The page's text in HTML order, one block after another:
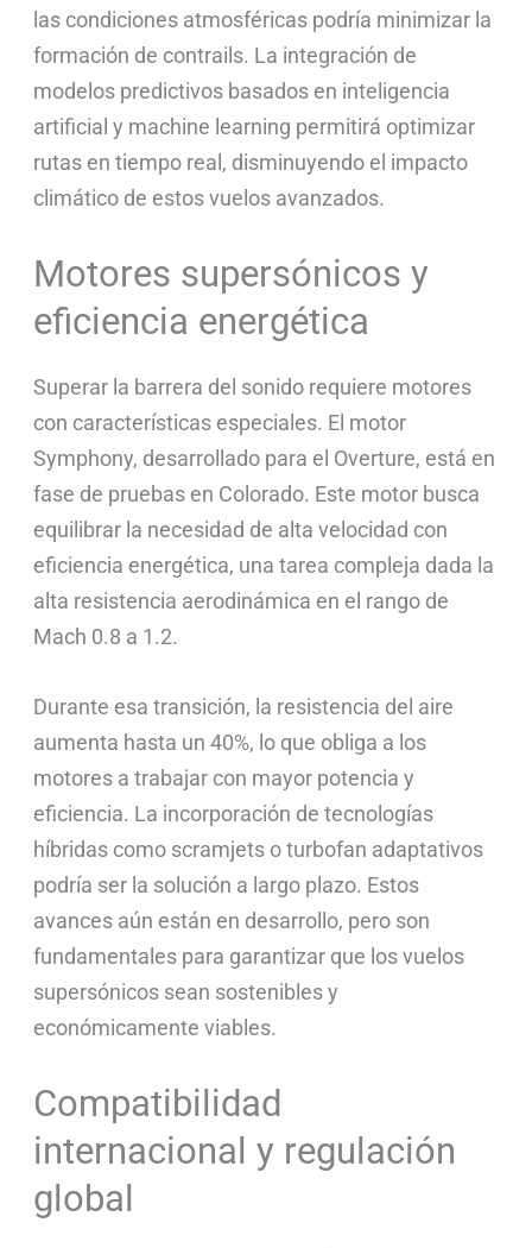
las condiciones atmosféricas podría minimizar la
formación de contrails. La integración de
modelos predictivos basados en inteligencia
artificial y machine learning permitirá optimizar
rutas en tiempo real, disminuyendo el impacto
climático de estos vuelos avanzados.
Motores supersónicos y
eficiencia energética
Superar la barrera del sonido requiere motores
con características especiales. El motor
Symphony, desarrollado para el Overture, está en
fase de pruebas en Colorado. Este motor busca
equilibrar la necesidad de alta velocidad con
eficiencia energética, una tarea compleja dada la
alta resistencia aerodinámica en el rango de
Mach 0.8 a 1.2.
Durante esa transición, la resistencia del aire
aumenta hasta un 40%, lo que obliga a los
motores a trabajar con mayor potencia y
eficiencia. La incorporación de tecnologías
híbridas como scramjets o turbofan adaptativos
podría ser la solución a largo plazo. Estos
avances aún están en desarrollo, pero son
fundamentales para garantizar que los vuelos
supersónicos sean sostenibles y
económicamente viables.
Compatibilidad
internacional y regulación
global